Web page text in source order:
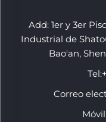
Add: 1er y 3er
Industrial de
Bao'an,
Tel:
Correo